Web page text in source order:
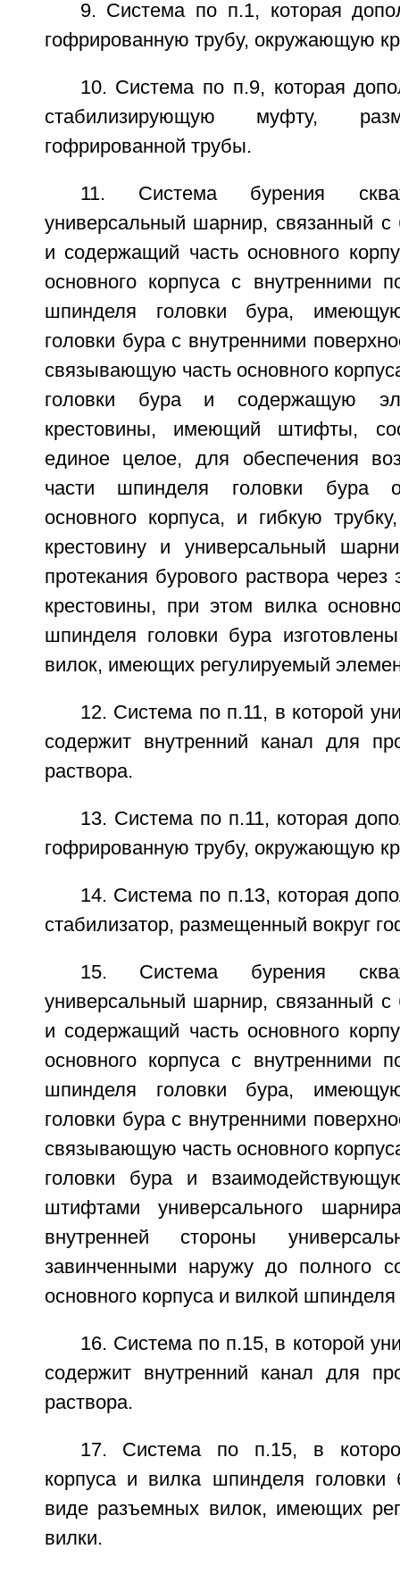
9. Система по п.1, которая
гофрированную трубу, окружающую
10. Система по п.9, которая
стабилизирующую муфту,
гофрированной трубы.
11. Система бурения
универсальный шарнир, связанный с
и содержащий часть основного
основного корпуса с внутренними
шпинделя головки бура,
головки бура с внутренними
связывающую часть основного
головки бура и содержащую
крестовины, имеющий штифты,
единое целое, для обеспечения
части шпинделя головки бура
основного корпуса, и гибкую
крестовину и универсальный
протекания бурового раствора
крестовины, при этом вилка
шпинделя головки бура
вилок, имеющих регулируемый
12. Система по п.11, в которой
содержит внутренний канал для
раствора.
13. Система по п.11, которая
гофрированную трубу, окружающую
14. Система по п.13, которая
стабилизатор, размещенный вокруг
15. Система бурения
универсальный шарнир, связанный с
и содержащий часть основного
основного корпуса с внутренними
шпинделя головки бура,
головки бура с внутренними
связывающую часть основного
головки бура и
штифтами универсального
внутренней стороны
завинченными наружу до полного
основного корпуса и вилкой шпинделя
16. Система по п.15, в которой
содержит внутренний канал для
раствора.
17. Система по п.15, в
корпуса и вилка шпинделя головки
виде разъемных вилок, имеющих
вилки.